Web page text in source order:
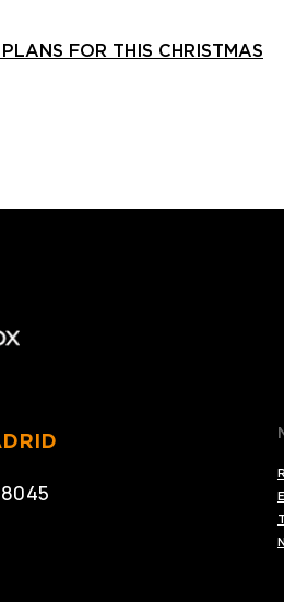
FOR THIS CHRISTMAS